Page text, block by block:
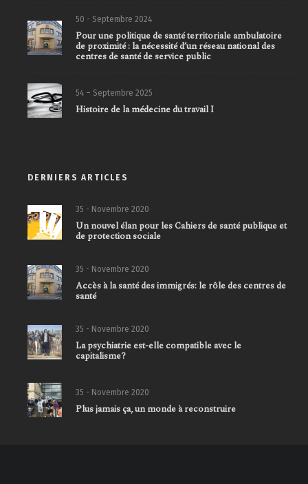
50 - Septembre 2024
Pour une politique de santé territoriale ambulatoire
de proximité : la nécessité d’un réseau national des
centres de santé de service public
54 – Septembre 2025
Histoire de la médecine du travail I
DERNIERS ARTICLES
35 - Novembre 2020
Un nouvel élan pour les Cahiers de santé publique et
de protection sociale
35 - Novembre 2020
Accès à la santé des immigrés: le rôle des centres de
santé
35 - Novembre 2020
La psychiatrie est-elle compatible avec le
capitalisme?
35 - Novembre 2020
Plus jamais ça, un monde à reconstruire